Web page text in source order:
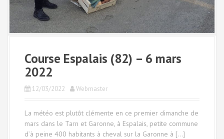
Course Espalais (82) – 6 mars
2022
12/03/2022 Webmaster
La météo est plutôt clémente en ce premier dimanche de
mars dans le Tarn et Garonne, à Espalais, petite commune
d’à peine 400 habitants à cheval sur la Garonne à […]